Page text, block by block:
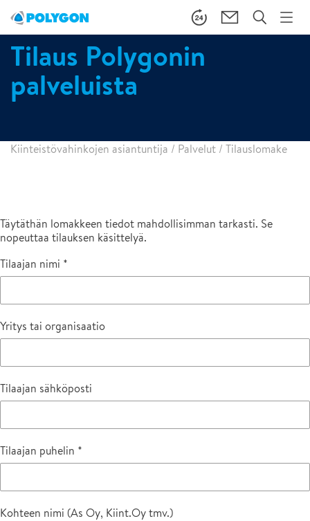
Tilaus Polygonin
palveluista
Kiinteistövahinkojen asiantuntija / Palvelut / Tilauslomake
Täytäthän lomakkeen tiedot mahdollisimman tarkasti. Se
nopeuttaa tilauksen käsittelyä.
Tilaajan nimi
Yritys tai organisaatio
Tilaajan sähköposti
Tilaajan puhelin
Kohteen nimi (As Oy, Kiint.Oy tmv.)